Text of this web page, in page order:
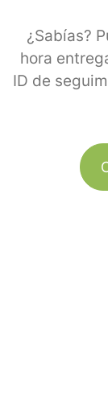
¿Sabías?
hora
ID de